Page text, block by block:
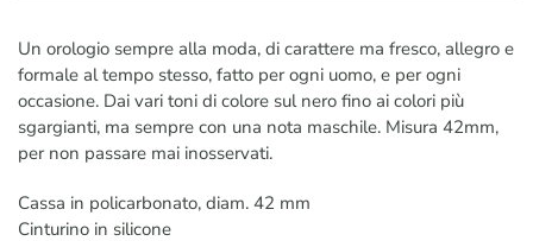
Un orologio sempre alla moda, di carattere ma fresco, allegro e
formale al tempo stesso, fatto per ogni uomo, e per ogni
occasione. Dai vari toni di colore sul nero fino ai colori più
sgargianti, ma sempre con una nota maschile. Misura 42mm,
per non passare mai inosservati.
Cassa in policarbonato, diam. 42 mm
Cinturino in silicone